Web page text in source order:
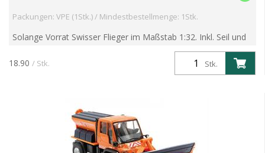
Packungen: VPE (1Stk.) / Mindestbestellmenge: 1Stk.
Solange Vorrat Swisser Flieger im Maßstab 1:32. Inkl. Seil und
Figuren. Spannweite: 14,5 cm Eigenständiges Spielzeug für 2
Personen. Its fun! 14+ (nur für USA, EU ist 3+)
Stk.
18.90 / Stk.